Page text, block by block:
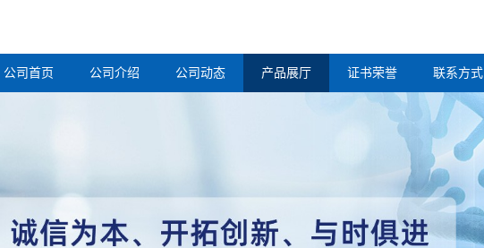
公司首页 公司介绍 公司动态 产品展厅 证书荣誉 联系方式